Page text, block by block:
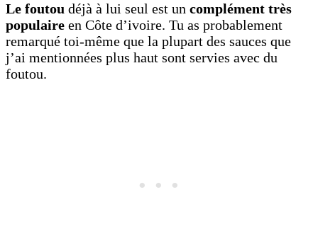
Le foutou déjà à lui seul est un complément très
populaire en Côte d’ivoire. Tu as probablement
remarqué toi-même que la plupart des sauces que
j’ai mentionnées plus haut sont servies avec du
foutou.